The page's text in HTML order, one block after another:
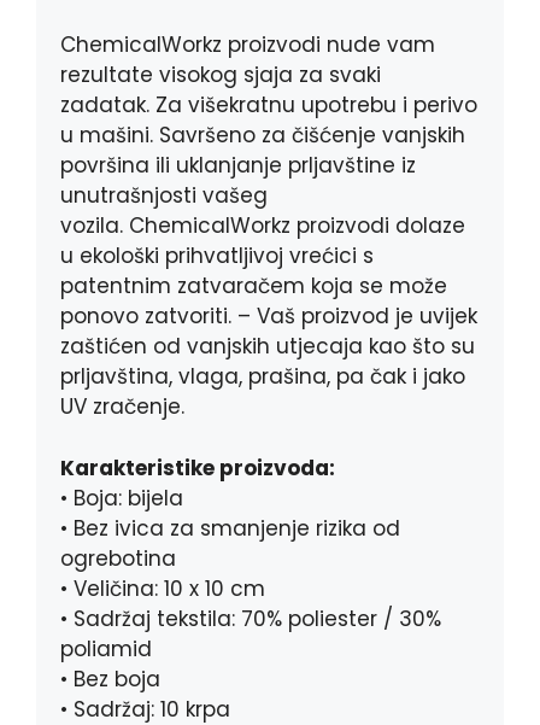
ChemicalWorkz proizvodi nude vam
rezultate visokog sjaja za svaki
zadatak. Za višekratnu upotrebu i perivo
u mašini. Savršeno za čišćenje vanjskih
površina ili uklanjanje prljavštine iz
unutrašnjosti vašeg
vozila. ChemicalWorkz proizvodi dolaze
u ekološki prihvatljivoj vrećici s
patentnim zatvaračem koja se može
ponovo zatvoriti. – Vaš proizvod je uvijek
zaštićen od vanjskih utjecaja kao što su
prljavština, vlaga, prašina, pa čak i jako
UV zračenje.
Karakteristike proizvoda:
• Boja: bijela
• Bez ivica za smanjenje rizika od
ogrebotina
• Veličina: 10 x 10 cm
• Sadržaj tekstila: 70% poliester / 30%
poliamid
• Bez boja
• Sadržaj: 10 krpa